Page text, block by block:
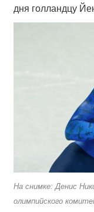
дня голландцу
На снимке: Денис
олимпийского